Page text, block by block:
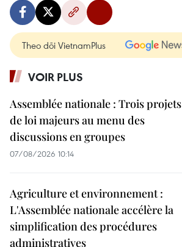
Theo dõi VietnamPlus
VOIR PLUS
Assemblée nationale : Trois projets
de loi majeurs au menu des
discussions en groupes
07/08/2026 10:14
Agriculture et environnement :
L'Assemblée nationale accélère la
simplification des procédures
administratives